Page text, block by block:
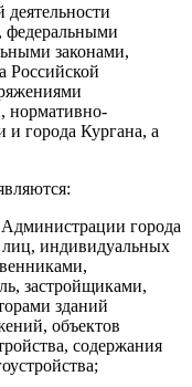
деятельности
федеральными
законами,
Российской
нормативно-
и города Кургана, а
Администрации города
индивидуальных
застройщиками,
зданий
объектов
содержания